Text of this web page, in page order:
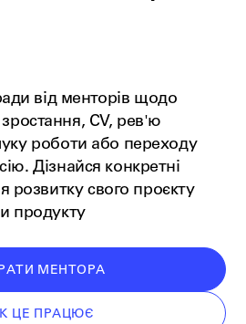
від менторів щодо
CV, рев'ю
роботи або переходу
Дізнайся конкретні
розвитку свого проєкту
продукту
МЕНТОРА
ЦЕ ПРАЦЮЄ